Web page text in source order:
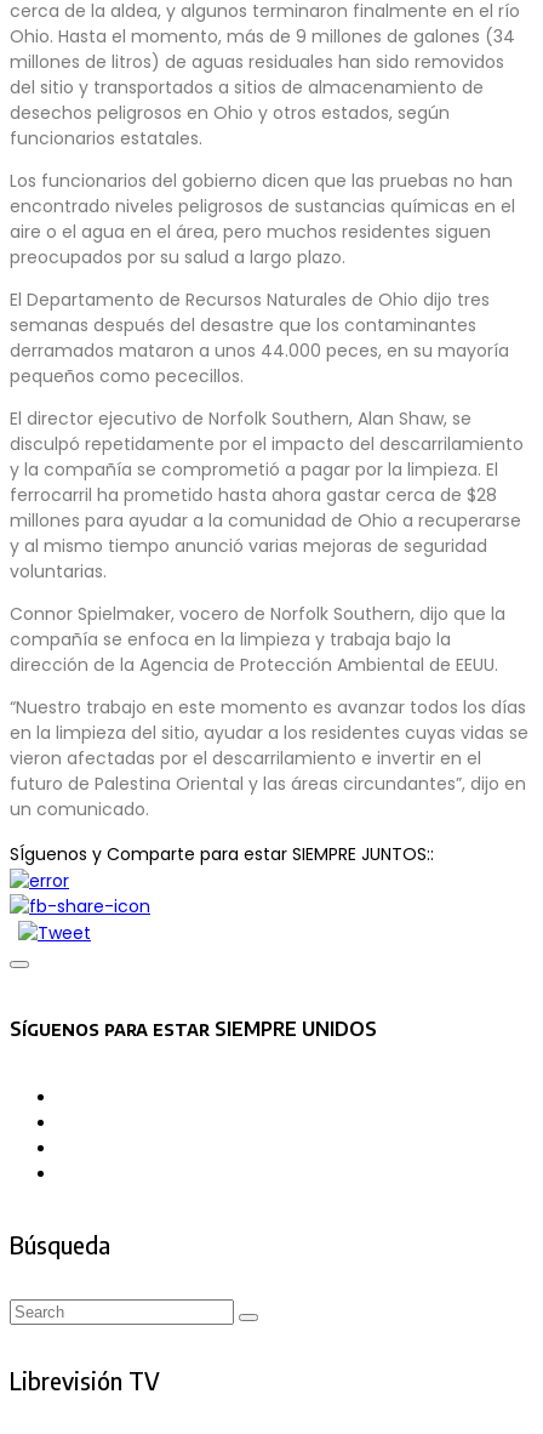
cerca de la aldea, y algunos terminaron finalmente en el río
Ohio. Hasta el momento, más de 9 millones de galones (34
millones de litros) de aguas residuales han sido removidos
del sitio y transportados a sitios de almacenamiento de
desechos peligrosos en Ohio y otros estados, según
funcionarios estatales.
Los funcionarios del gobierno dicen que las pruebas no han
encontrado niveles peligrosos de sustancias químicas en el
aire o el agua en el área, pero muchos residentes siguen
preocupados por su salud a largo plazo.
El Departamento de Recursos Naturales de Ohio dijo tres
semanas después del desastre que los contaminantes
derramados mataron a unos 44.000 peces, en su mayoría
pequeños como pececillos.
El director ejecutivo de Norfolk Southern, Alan Shaw, se
disculpó repetidamente por el impacto del descarrilamiento
y la compañía se comprometió a pagar por la limpieza. El
ferrocarril ha prometido hasta ahora gastar cerca de $28
millones para ayudar a la comunidad de Ohio a recuperarse
y al mismo tiempo anunció varias mejoras de seguridad
voluntarias.
Connor Spielmaker, vocero de Norfolk Southern, dijo que la
compañía se enfoca en la limpieza y trabaja bajo la
dirección de la Agencia de Protección Ambiental de EEUU.
“Nuestro trabajo en este momento es avanzar todos los días
en la limpieza del sitio, ayudar a los residentes cuyas vidas se
vieron afectadas por el descarrilamiento e invertir en el
futuro de Palestina Oriental y las áreas circundantes”, dijo en
un comunicado.
SÍguenos y Comparte para estar SIEMPRE JUNTOS::
Asides
Síguenos para estar SIEMPRE UNIDOS
Búsqueda
Search
Search
Librevisión TV